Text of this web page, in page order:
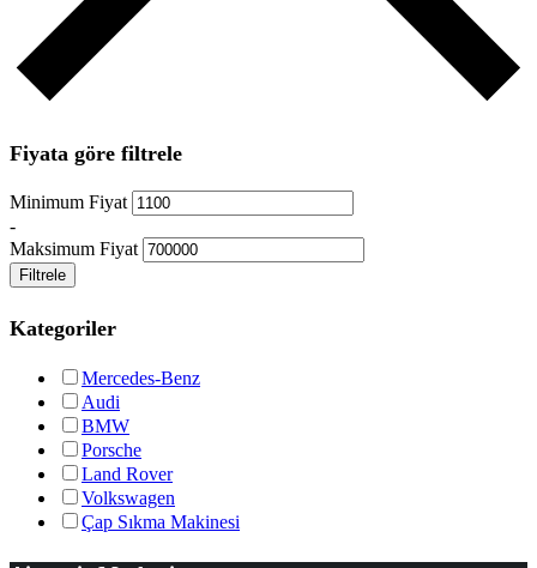
Fiyata göre filtrele
Minimum Fiyat
-
Maksimum Fiyat
Filtrele
Kategoriler
Mercedes-Benz
Audi
BMW
Porsche
Land Rover
Volkswagen
Çap Sıkma Makinesi